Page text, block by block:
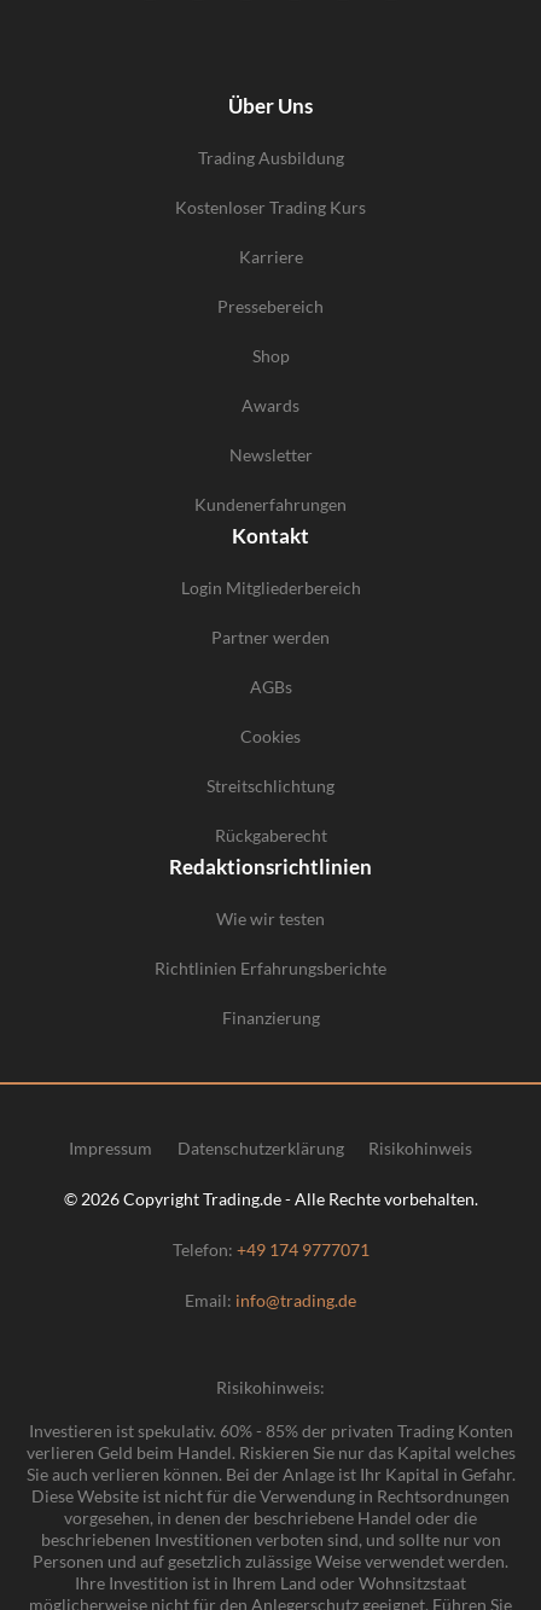
Über Uns
Trading Ausbildung
Kostenloser Trading Kurs
Karriere
Pressebereich
Shop
Awards
Newsletter
Kundenerfahrungen
Kontakt
Login Mitgliederbereich
Partner werden
AGBs
Cookies
Streitschlichtung
Rückgaberecht
Redaktionsrichtlinien
Wie wir testen
Richtlinien Erfahrungsberichte
Finanzierung
© 2026 Copyright Trading.de - Alle Rechte vorbehalten.
Telefon: +49 174 9777071
Email: info@trading.de
Impressum Datenschutzerklärung Risikohinweis
Risikohinweis:
Investieren ist spekulativ. 60% - 85% der privaten Trading Konten
verlieren Geld beim Handel. Riskieren Sie nur das Kapital welches
Sie auch verlieren können. Bei der Anlage ist Ihr Kapital in Gefahr.
Diese Website ist nicht für die Verwendung in Rechtsordnungen
vorgesehen, in denen der beschriebene Handel oder die
beschriebenen Investitionen verboten sind, und sollte nur von
Personen und auf gesetzlich zulässige Weise verwendet werden.
Ihre Investition ist in Ihrem Land oder Wohnsitzstaat
möglicherweise nicht für den Anlegerschutz geeignet. Führen Sie